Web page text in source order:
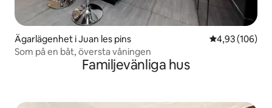
Ägarlägenhet i Juan les pins 4,93 av 5 i
4,93 (106)
Som på en båt, översta våningen
Familjevänliga hus